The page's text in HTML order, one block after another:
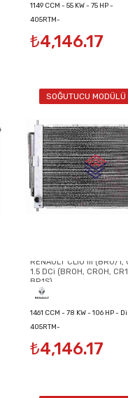
1149 CCM - 55 KW - 75 HP -
Petrol/Ethanol
405RTM-
8200134606/8200149953/
₺4,146.17
SOĞUTUCU MODÜLÜ
RENAULT CLIO III (BR0/1,
1.5 DCi (BR0H, CR0H,
BR1S)
1461 CCM - 78 KW - 106 HP -
405RTM-
8200134606/8200149953/
₺4,146.17